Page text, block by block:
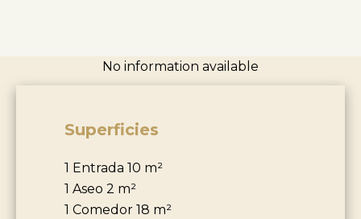
No information available
Superficies
1 Entrada 10 m²
1 Aseo 2 m²
1 Comedor 18 m²